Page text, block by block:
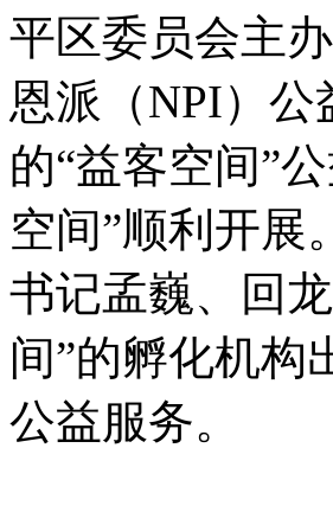
平区委员会主
恩派（NPI）公
的“益客空间”
空间”顺利开展
书记孟巍、回
间”的孵化机构
公益服务。